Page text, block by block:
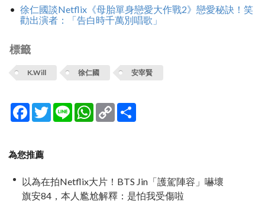
徐仁國談Netflix《母胎單身戀愛大作戰2》戀愛秘訣！笑
勸出演者：「告白時千萬別唱歌」
標籤
K.Will 徐仁國 安宰賢
Facebook
TwitterLine WhatsApp
Copy
Link
為您推薦
以為在拍Netflix大片！BTS Jin「護駕陣容」嚇壞
旗安84，本人尷尬解釋：是怕我受傷啦